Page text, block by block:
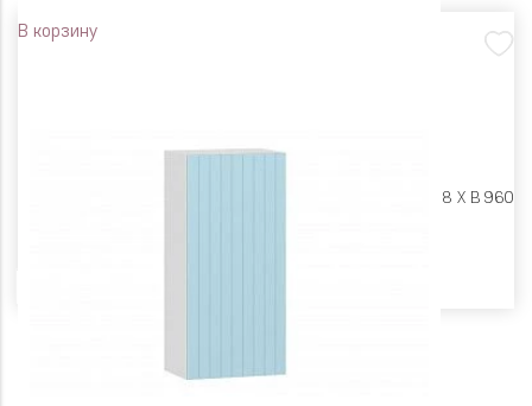
В корзину
Ш 500 X Г 318 X В 960